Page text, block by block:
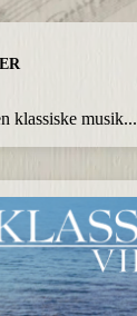
klassiske musik...